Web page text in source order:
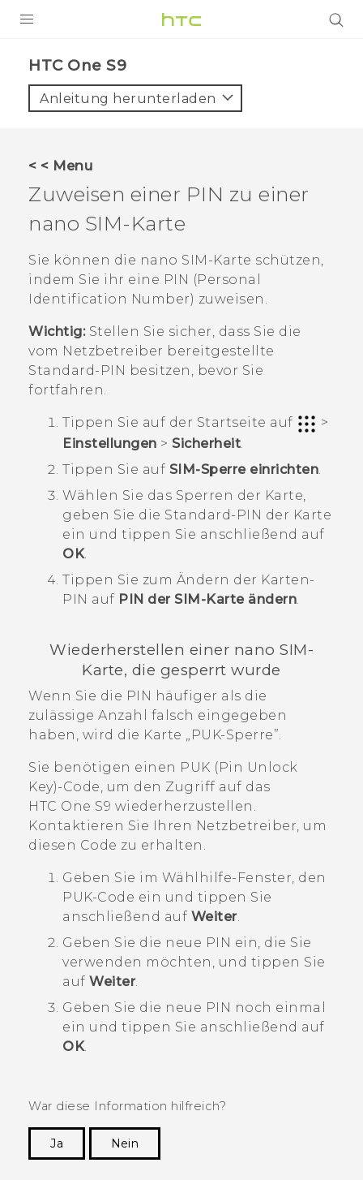
VIVE
VIVERSE
UNTERSTÜTZUNG
HTC-Geräte und Zubehör
Anmelden
HTC One S9‎
Anleitung herunterladen
< < Menu
Zuweisen einer PIN zu einer
nano SIM-Karte
Sie können die nano SIM -Karte schützen,
indem Sie ihr eine PIN (Personal
Identification Number) zuweisen.
Wichtig:Stellen Sie sicher, dass Sie die
vom Netzbetreiber bereitgestellte
Standard-PIN besitzen, bevor Sie
fortfahren.
Tippen Sie auf der Startseite auf
>
Einstellungen > Sicherheit
Tippen Sie auf SIM-Sperre einrichten
Wählen Sie das Sperren der Karte,
geben Sie die Standard-PIN der Karte
ein und tippen Sie anschließend auf
OK.
Tippen Sie zum Ändern der Karten-
PIN auf PIN der SIM-Karte ändern
Wiederherstellen einer nano SIM-
Karte, die gesperrt wurde
Wenn Sie die PIN häufiger als die
zulässige Anzahl falsch eingegeben
haben, wird die Karte „PUK-Sperre”.
Sie benötigen einen PUK (Pin Unlock
Key)-Code, um den Zugriff auf das
HTC One S9‍ wiederherzustellen.
Kontaktieren Sie Ihren Netzbetreiber, um
diesen Code zu erhalten.
Geben Sie im Wählhilfe-Fenster, den
PUK-Code ein und tippen Sie
anschließend auf Weiter.
Geben Sie die neue PIN ein, die Sie
verwenden möchten, und tippen Sie
auf Weiter.
Geben Sie die neue PIN noch einmal
ein und tippen Sie anschließend auf
OK.
War diese Information hilfreich?
Ja
Nein